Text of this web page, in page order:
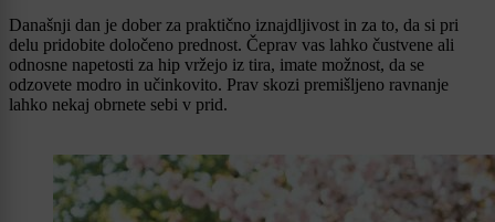
Današnji dan je dober za praktično iznajdljivost in za to, da si pri
delu pridobite določeno prednost. Čeprav vas lahko čustvene ali
odnosne napetosti za hip vržejo iz tira, imate možnost, da se
odzovete modro in učinkovito. Prav skozi premišljeno ravnanje
lahko nekaj obrnete sebi v prid.